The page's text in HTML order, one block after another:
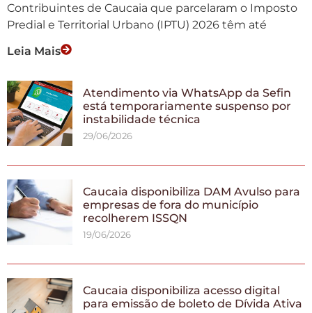
Contribuintes de Caucaia que parcelaram o Imposto
Predial e Territorial Urbano (IPTU) 2026 têm até
Leia Mais
Atendimento via WhatsApp da Sefin
está temporariamente suspenso por
instabilidade técnica
29/06/2026
Caucaia disponibiliza DAM Avulso para
empresas de fora do município
recolherem ISSQN
19/06/2026
Caucaia disponibiliza acesso digital
para emissão de boleto de Dívida Ativa